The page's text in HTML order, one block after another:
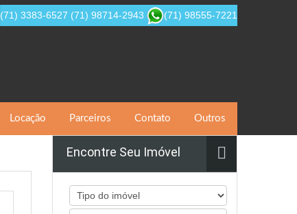
(71) 3383-6527 (71) 98714-2943 (71) 98555-7221
Locação Parceiros Contato Outros
Encontre Seu Imóvel